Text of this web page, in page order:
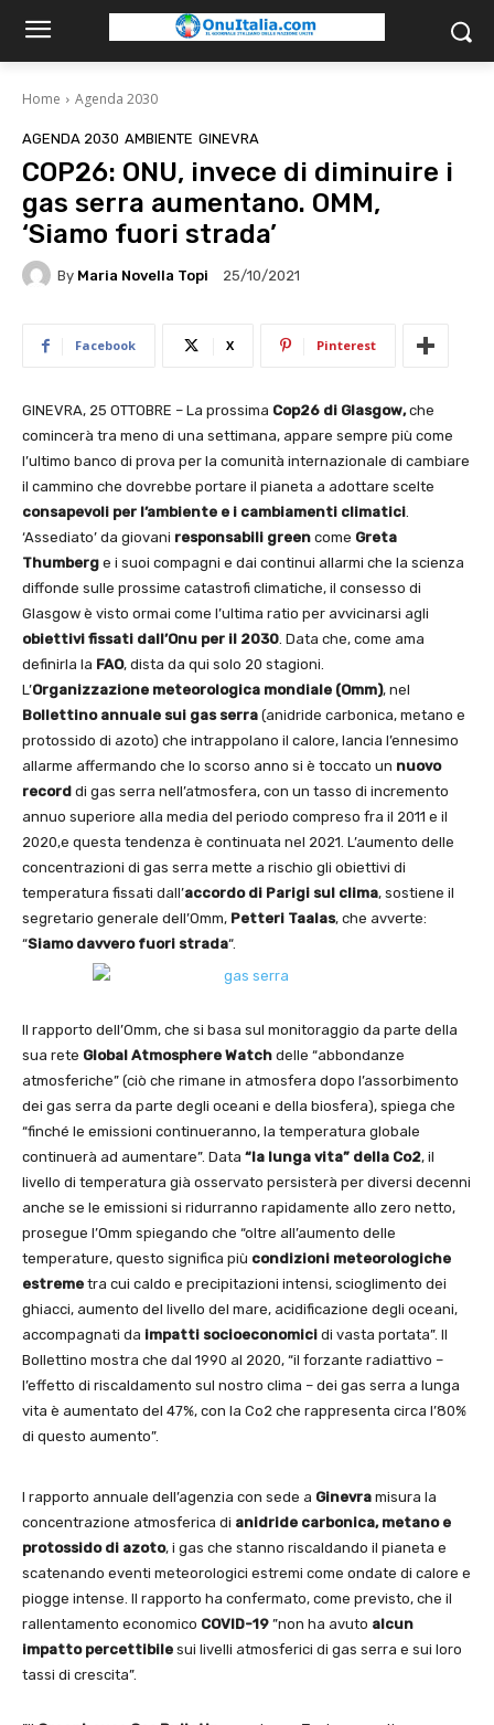
Home Agenda 2030
AGENDA 2030 AMBIENTE GINEVRA
COP26: ONU, invece di diminuire i
gas serra aumentano. OMM,
‘Siamo fuori strada’
By Maria Novella Topi 25/10/2021
Facebook X Pinterest
GINEVRA, 25 OTTOBRE – La prossima Cop26 di Glasgow,che
comincerà tra meno di una settimana, appare sempre più come
l’ultimo banco di prova per la comunità internazionale di cambiare
il cammino che dovrebbe portare il pianeta a adottare scelte
consapevoli per l’ambiente e i cambiamenti climatici.
‘Assediato’ da giovani responsabili green come Greta
Thumberg e i suoi compagni e dai continui allarmi che la scienza
diffonde sulle prossime catastrofi climatiche, il consesso di
Glasgow è visto ormai come l’ultima ratio per avvicinarsi agli
obiettivi fissati dall’Onu per il 2030. Data che, come ama
definirla la FAO, dista da qui solo 20 stagioni.
L’Organizzazione meteorologica mondiale (Omm), nel
Bollettino annuale sui gas serra (anidride carbonica, metano e
protossido di azoto) che intrappolano il calore, lancia l’ennesimo
allarme affermando che lo scorso anno si è toccato un nuovo
record di gas serra nell’atmosfera, con un tasso di incremento
annuo superiore alla media del periodo compreso fra il 2011 e il
2020,e questa tendenza è continuata nel 2021. L’aumento delle
concentrazioni di gas serra mette a rischio gli obiettivi di
temperatura fissati dall’accordo di Parigi sul clima, sostiene il
segretario generale dell’Omm, Petteri Taalas, che avverte:
“Siamo davvero fuori strada“.
Il rapporto dell’Omm, che si basa sul monitoraggio da parte della
sua rete Global Atmosphere Watch delle “abbondanze
atmosferiche” (ciò che rimane in atmosfera dopo l’assorbimento
dei gas serra da parte degli oceani e della biosfera), spiega che
“finché le emissioni continueranno, la temperatura globale
continuerà ad aumentare”. Data “la lunga vita” della Co2, il
livello di temperatura già osservato persisterà per diversi decenni
anche se le emissioni si ridurranno rapidamente allo zero netto,
prosegue l’Omm spiegando che “oltre all’aumento delle
temperature, questo significa più condizioni meteorologiche
estreme tra cui caldo e precipitazioni intensi, scioglimento dei
ghiacci, aumento del livello del mare, acidificazione degli oceani,
accompagnati da impatti socioeconomici di vasta portata”. Il
Bollettino mostra che dal 1990 al 2020, “il forzante radiattivo –
l’effetto di riscaldamento sul nostro clima – dei gas serra a lunga
vita è aumentato del 47%, con la Co2 che rappresenta circa l’80%
di questo aumento”.
l rapporto annuale dell’agenzia con sede a Ginevra misura la
concentrazione atmosferica di anidride carbonica, metano e
protossido di azoto, i gas che stanno riscaldando il pianeta e
scatenando eventi meteorologici estremi come ondate di calore e
piogge intense. Il rapporto ha confermato, come previsto, che il
rallentamento economico COVID-19 ”non ha avuto alcun
impatto percettibile sui livelli atmosferici di gas serra e sui loro
tassi di crescita”.